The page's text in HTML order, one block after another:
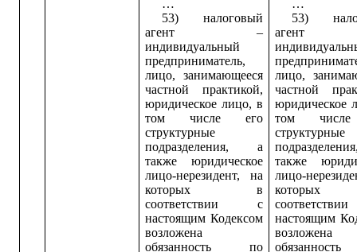
…
53) налоговый
агент –
индивидуальный
предприниматель,
лицо, занимающееся
частной практикой,
юридическое лицо, в
том числе его
структурные
подразделения, а
также юридическое
лицо-нерезидент, на
которых в
соответствии с
настоящим Кодексом
возложена
обязанность по
…
53)
лицо,
частной
юридическое
том
структурные
также
лицо-
настоящим
возложена